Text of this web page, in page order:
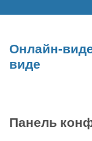
Онлайн-
виде
Панель